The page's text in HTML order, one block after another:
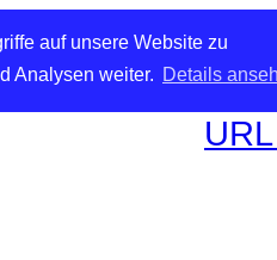
auf unsere Website zu
Analysen weiter. Details